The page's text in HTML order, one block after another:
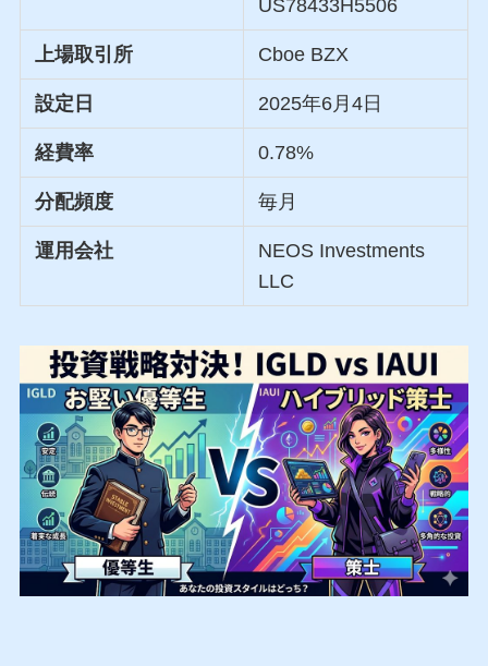
US78433H5506
上場取引所 Cboe BZX
設定日 2025年6月4日
経費率 0.78%
分配頻度 毎月
運用会社
NEOS Investments
LLC